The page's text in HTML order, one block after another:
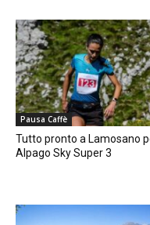
Pausa Caffè
Tutto pronto a Lamosano
Alpago Sky Super 3